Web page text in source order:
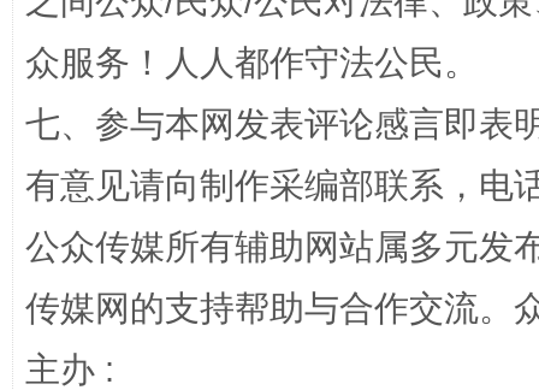
这是一记警钟！
众服务！人人都作守法公民。
七、参与本网发表评论感言即表
有意见请向制作采编部联系，电
公众传媒所有辅助网站属多元发
传媒网的支持帮助与合作交流。
主办 :